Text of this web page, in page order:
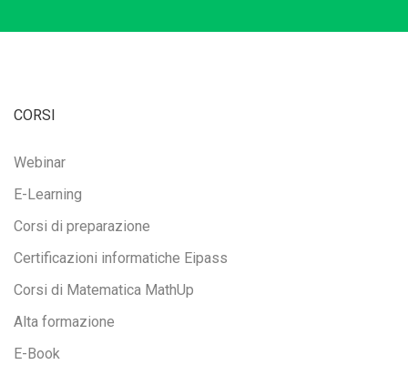
CORSI
Webinar
E-Learning
Corsi di preparazione
Certificazioni informatiche Eipass
Corsi di Matematica MathUp
Alta formazione
E-Book